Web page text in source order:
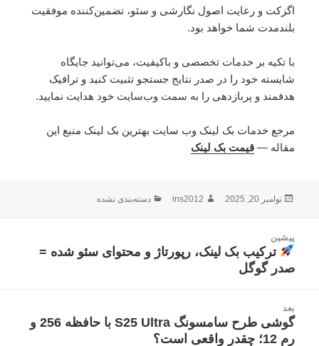
اگزکت و رعایت اصول نگارشی و سئو، تضمین‌کننده موفقیت
بلندمدت شما خواهد بود.
با تکیه بر خدمات تخصصی و باکیفیت، می‌توانید جایگاه
شایسته خود را در صدر نتایج جستجو تثبیت کنید و ترافیک
هدفمند و پربازدهی را به سمت وب‌سایت خود هدایت نمایید.
مرجع خدمات بک لینک وب سایت بهترین بک لینک منبع این
مقاله —قیمت بک لینک
ارسال
نوامبر 20, 2025 نویسنده
ins2012 دسته‌ها
دسته‌بندی نشده
نوشتهپیشین
نوشته
قبلی:
ترکیب بک لینک، رپورتاژ و محتوای سئو شده =
صدر گوگل
بعد
نوشته
بعدی:
گوشی طرح سامسونگ S25 Ultra با حافظه 256 و
رم 12؛ چقدر واقعی است؟